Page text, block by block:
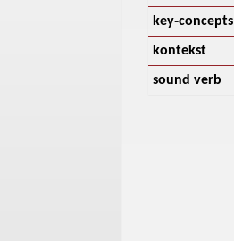
key‑concepts
kontekst
sound verb